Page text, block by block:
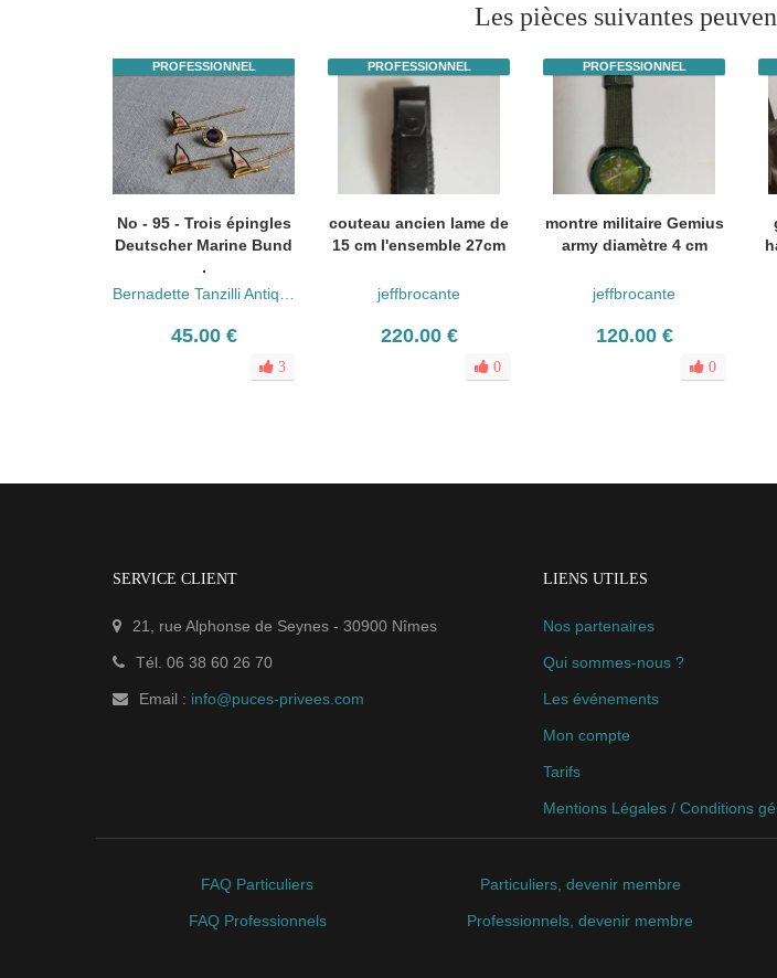
Les pièces suivantes
PROFESSIONNEL
No - 95 - Trois épingles
Deutscher Marine Bund
.
Bernadette Tanzilli Antiquités
45.00 €
3
PROFESSIONNEL
couteau ancien lame de
15 cm l'ensemble 27cm
jeffbrocante
220.00 €
0
PROFESSIONNEL
montre militaire Gemius
army diamètre 4 cm
jeffbrocante
120.00 €
0
SERVICE CLIENT
21, rue Alphonse de Seynes - 30900 Nîmes
Tél. 06 38 60 26 70
Email : info@puces-privees.com
LIENS UTILES
Nos partenaires
Qui sommes-nous ?
Les événements
Mon compte
Tarifs
Mentions Légales / Conditions
FAQ Particuliers
FAQ Professionnels
Particuliers, devenir membre
Professionnels, devenir membre